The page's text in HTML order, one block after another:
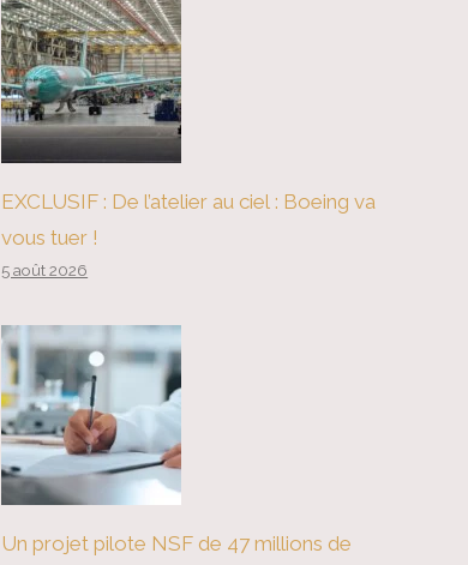
EXCLUSIF : De l’atelier au ciel : Boeing va
vous tuer !
5 août 2026
Un projet pilote NSF de 47 millions de